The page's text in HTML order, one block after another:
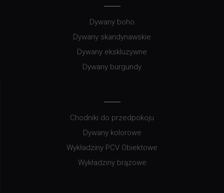
Dywany boho
Dywany skandynawskie
Dywany ekskluzywne
Dywany burgundy
Chodniki do przedpokoju
Dywany kolorowe
Wykładziny PCV Obiektowe
Wykładziny brązowe